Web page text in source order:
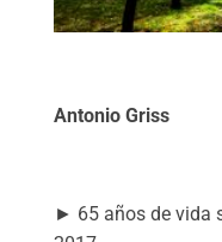
Antonio Griss
► 65 años de vida